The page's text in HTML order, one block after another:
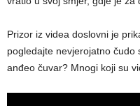
Prizor iz videa doslovni je
pogledajte nevjerojatno čudo
anđeo čuvar? Mnogi koji su